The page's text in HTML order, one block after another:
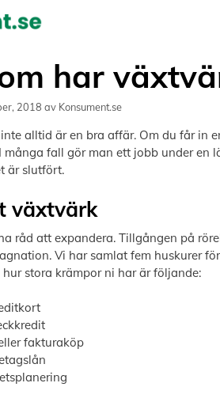
har
2018 av Konsument.se
alltid är en bra affär. Om du får in
fall gör man ett jobb under en
är slutfört.
växtvärk
råd att expandera. Tillgången på
Vi har samlat fem huskurer
stora krämpor ni har är följande:
fakturaköp